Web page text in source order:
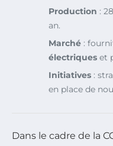
Production :
an.
Marché :
électriques et
Initiatives :
en place de
Dans le cadre de la